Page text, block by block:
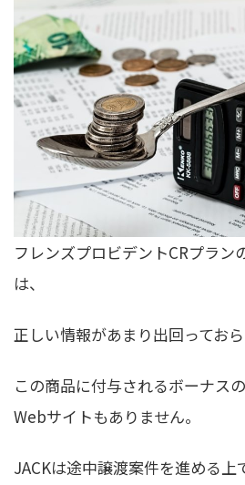
フレンズプロビデントCRプラン
は、
正しい情報があまり出回っておら
この商品に付与されるボーナス
Webサイトもありません。
JACKは途中譲渡案件を進める上